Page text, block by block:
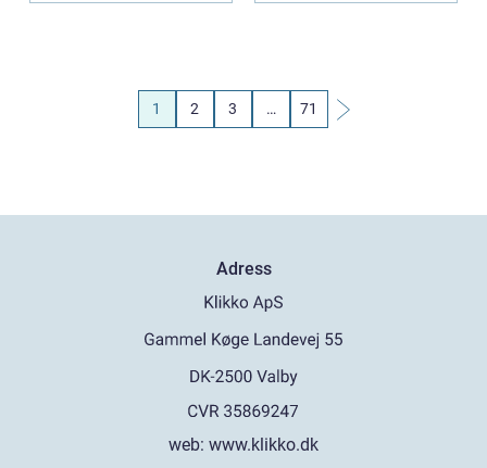
1 2 3 … 71
Adress
web: www.klikko.dk